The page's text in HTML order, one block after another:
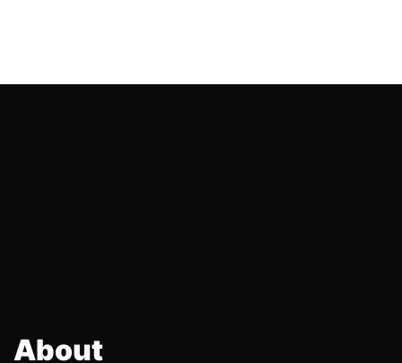
About